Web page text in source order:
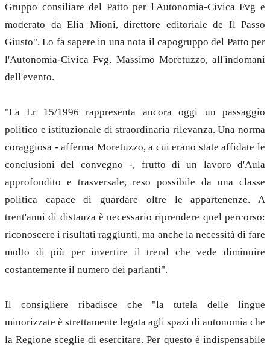
Gruppo consiliare del Patto per l'Autonomia-Civica Fvg e
moderato da Elia Mioni, direttore editoriale de Il Passo
Giusto". Lo fa sapere in una nota il capogruppo del Patto per
l'Autonomia-Civica Fvg, Massimo Moretuzzo, all'indomani
dell'evento.
"La Lr 15/1996 rappresenta ancora oggi un passaggio
politico e istituzionale di straordinaria rilevanza. Una norma
coraggiosa - afferma Moretuzzo, a cui erano state affidate le
conclusioni del convegno -, frutto di un lavoro d'Aula
approfondito e trasversale, reso possibile da una classe
politica capace di guardare oltre le appartenenze. A
trent'anni di distanza è necessario riprendere quel percorso:
riconoscere i risultati raggiunti, ma anche la necessità di fare
molto di più per invertire il trend che vede diminuire
costantemente il numero dei parlanti".
Il consigliere ribadisce che "la tutela delle lingue
minorizzate è strettamente legata agli spazi di autonomia che
la Regione sceglie di esercitare. Per questo è indispensabile